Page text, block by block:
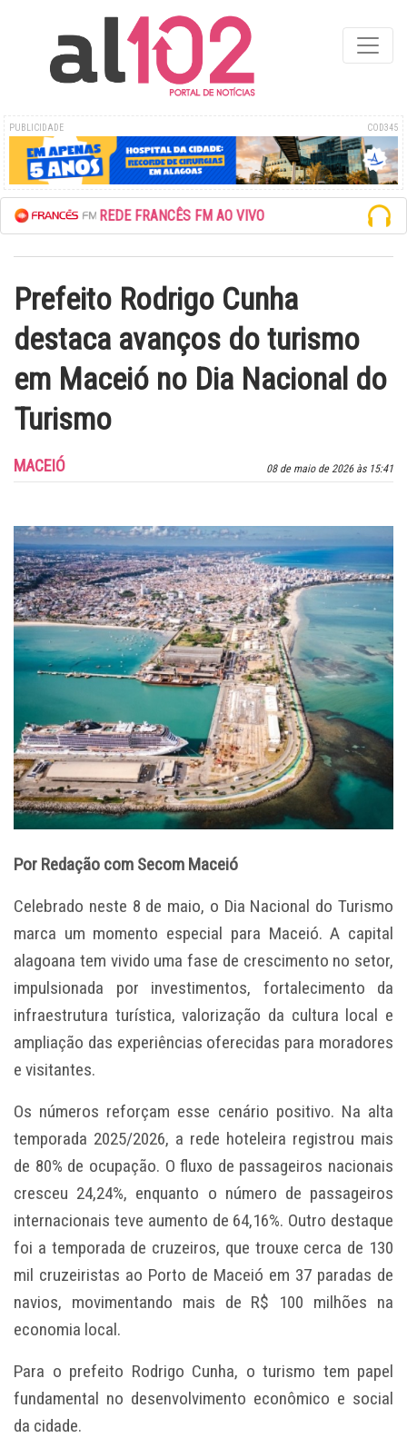
PUBLICIDADE COD345
ESCUTE A REDE FRANCÊS FM AO VIVO
Prefeito Rodrigo Cunha
destaca avanços do turismo
em Maceió no Dia Nacional do
Turismo
08 de maio de 2026 às 15:41
MACEIÓ
Por Redação com Secom Maceió
Celebrado neste 8 de maio, o Dia Nacional do Turismo
marca um momento especial para Maceió. A capital
alagoana tem vivido uma fase de crescimento no setor,
impulsionada por investimentos, fortalecimento da
infraestrutura turística, valorização da cultura local e
ampliação das experiências oferecidas para moradores
e visitantes.
Os números reforçam esse cenário positivo. Na alta
temporada 2025/2026, a rede hoteleira registrou mais
de 80% de ocupação. O fluxo de passageiros nacionais
cresceu 24,24%, enquanto o número de passageiros
internacionais teve aumento de 64,16%. Outro destaque
foi a temporada de cruzeiros, que trouxe cerca de 130
mil cruzeiristas ao Porto de Maceió em 37 paradas de
navios, movimentando mais de R$ 100 milhões na
economia local.
Para o prefeito Rodrigo Cunha, o turismo tem papel
fundamental no desenvolvimento econômico e social
da cidade.